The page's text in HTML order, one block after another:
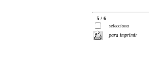
5 / 6
selecciona
para imprimir